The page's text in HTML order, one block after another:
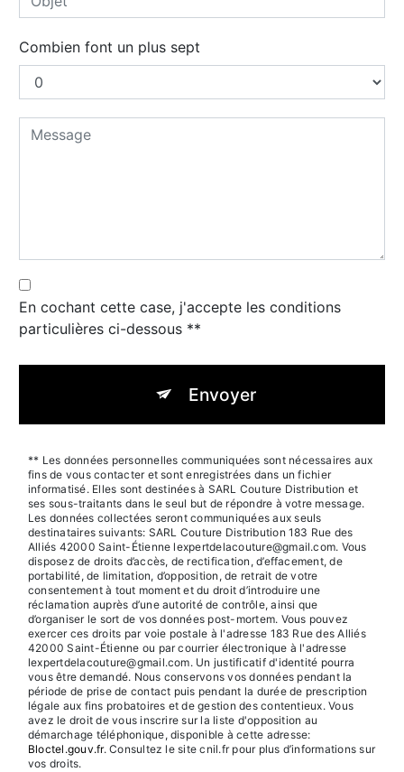
Combien font un plus sept
En cochant cette case, j'accepte les conditions
particulières ci-dessous **
Envoyer
** Les données personnelles communiquées sont nécessaires aux
fins de vous contacter et sont enregistrées dans un fichier
informatisé. Elles sont destinées à SARL Couture Distribution et
ses sous-traitants dans le seul but de répondre à votre message.
Les données collectées seront communiquées aux seuls
destinataires suivants: SARL Couture Distribution 183 Rue des
Alliés 42000 Saint-Étienne lexpertdelacouture@gmail.com. Vous
disposez de droits d’accès, de rectification, d’effacement, de
portabilité, de limitation, d’opposition, de retrait de votre
consentement à tout moment et du droit d’introduire une
réclamation auprès d’une autorité de contrôle, ainsi que
d’organiser le sort de vos données post-mortem. Vous pouvez
exercer ces droits par voie postale à l'adresse 183 Rue des Alliés
42000 Saint-Étienne ou par courrier électronique à l'adresse
lexpertdelacouture@gmail.com. Un justificatif d'identité pourra
vous être demandé. Nous conservons vos données pendant la
période de prise de contact puis pendant la durée de prescription
légale aux fins probatoires et de gestion des contentieux. Vous
avez le droit de vous inscrire sur la liste d'opposition au
démarchage téléphonique, disponible à cette adresse:
Bloctel.gouv.fr. Consultez le site cnil.fr pour plus d’informations sur
vos droits.